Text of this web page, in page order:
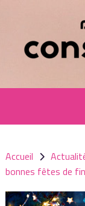
Accueil
bonnes fêtes de fin